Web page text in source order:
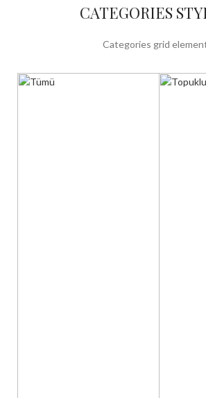
CATEGORIES
Categories grid